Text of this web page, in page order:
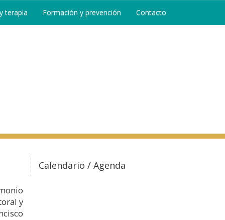
terapia Formación y prevención Contacto
y
Calendario / Agenda